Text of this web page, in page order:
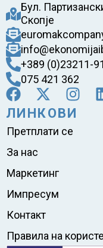
Бул.
Скопје
+389 (0)23211-
075 421 362
ЛИНКОВИ
Претплати се
За нас
Маркетинг
Импресум
Контакт
Правила на